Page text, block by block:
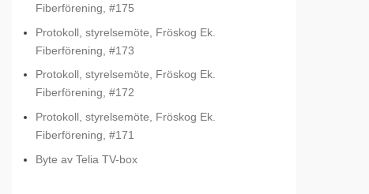
Fiberförening, #175
Protokoll, styrelsemöte, Fröskog Ek.
Fiberförening, #173
Protokoll, styrelsemöte, Fröskog Ek.
Fiberförening, #172
Protokoll, styrelsemöte, Fröskog Ek.
Fiberförening, #171
Byte av Telia TV-box